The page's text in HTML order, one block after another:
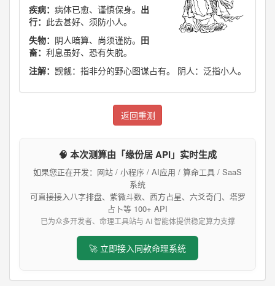
疾病： 病体已愈、谨慎保身。 出
行： 此去甚好、须防小人。
失物： 阴人暗算、尚须谨防。 田
畜： 利息虽好、恐有失脱。
注解： 觊觎：指非分的野心图谋占有。 阴人：泛指小人。
返回重测
🧠 本次测算由「缘份居 API」实时生成
如果您正在开发：网站 / 小程序 / AI应用 / 算命工具 / SaaS
系统
可直接接入八字排盘、紫微斗数、西方占星、六爻奇门、塔罗
占卜等 100+ API
已为众多开发者、命理工具站与 AI 智能体提供稳定算力支撑
🚀 立即接入同款命理系统